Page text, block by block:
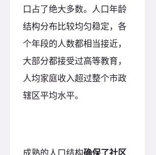
口占了绝大多数。人口年龄
结构分布比较均匀稳定，各
个年段的人数都相当接近，
大部分都接受过高等教育，
人均家庭收入超过整个市政
辖区平均水平。
成熟的人口结构确保了社区